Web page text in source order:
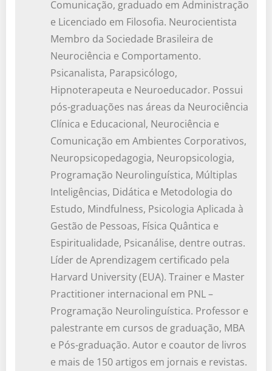
Comunicação, graduado em Administração
e Licenciado em Filosofia. Neurocientista
Membro da Sociedade Brasileira de
Neurociência e Comportamento.
Psicanalista, Parapsicólogo,
Hipnoterapeuta e Neuroeducador. Possui
pós-graduações nas áreas da Neurociência
Clínica e Educacional, Neurociência e
Comunicação em Ambientes Corporativos,
Neuropsicopedagogia, Neuropsicologia,
Programação Neurolinguística, Múltiplas
Inteligências, Didática e Metodologia do
Estudo, Mindfulness, Psicologia Aplicada à
Gestão de Pessoas, Física Quântica e
Espiritualidade, Psicanálise, dentre outras.
Líder de Aprendizagem certificado pela
Harvard University (EUA). Trainer e Master
Practitioner internacional em PNL –
Programação Neurolinguística. Professor e
palestrante em cursos de graduação, MBA
e Pós-graduação. Autor e coautor de livros
e mais de 150 artigos em jornais e revistas.